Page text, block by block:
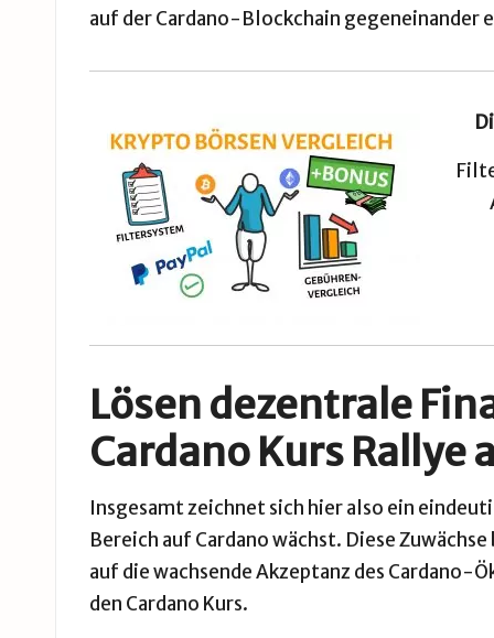
auf der Cardano-Blockchain gegeneinander
Lösen dezentrale
Cardano Kurs Rallye
Insgesamt zeichnet sich hier also ein
Bereich auf Cardano wächst. Diese
auf die wachsende Akzeptanz des Cardano-
den Cardano Kurs.